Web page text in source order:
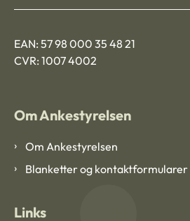
EAN: 57 98 000 35 48 21
CVR: 1007 4002
Om Ankestyrelsen
Om Ankestyrelsen
Blanketter og kontaktformularer
Links